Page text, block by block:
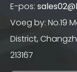
E-pos:
Voeg by: No.19
District,
213167